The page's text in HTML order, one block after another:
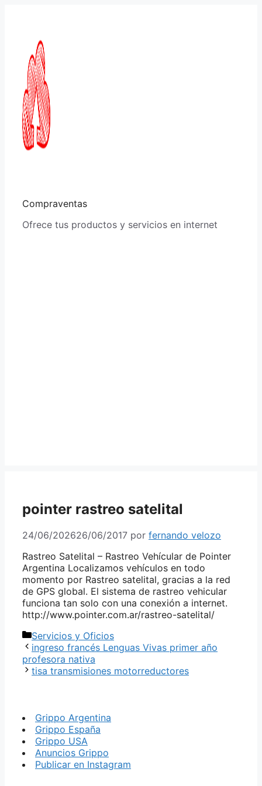
Compraventas
Ofrece tus productos y servicios en internet
pointer rastreo satelital
24/06/202626/06/2017 por fernando velozo
Rastreo Satelital – Rastreo Vehícular de Pointer
Argentina Localizamos vehículos en todo
momento por Rastreo satelital, gracias a la red
de GPS global. El sistema de rastreo vehicular
funciona tan solo con una conexión a internet.
http://www.pointer.com.ar/rastreo-satelital/
Categorías
Servicios y Oficios
ingreso francés Lenguas Vivas primer año
profesora nativa
tisa transmisiones motorreductores
Grippo Argentina
Grippo España
Grippo USA
Anuncios Grippo
Publicar en Instagram